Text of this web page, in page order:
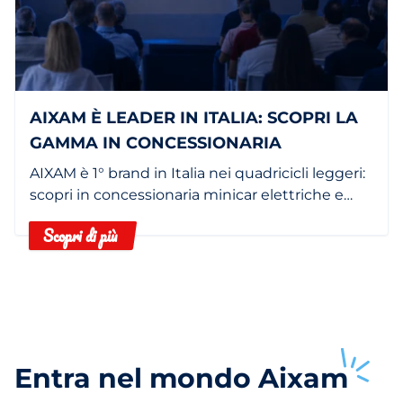
AIXAM È LEADER IN ITALIA: SCOPRI LA
GAMMA IN CONCESSIONARIA
AIXAM è 1° brand in Italia nei quadricicli leggeri:
scopri in concessionaria minicar elettriche e
Scopri di più
Entra nel mondo Aixam